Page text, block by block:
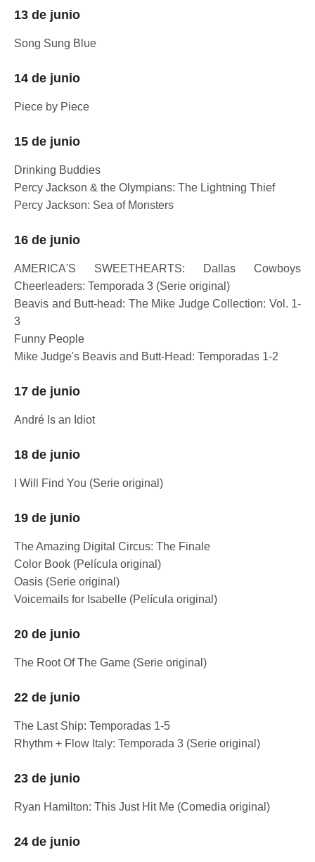
13 de junio
Song Sung Blue
14 de junio
Piece by Piece
15 de junio
Drinking Buddies
Percy Jackson & the Olympians: The Lightning Thief
Percy Jackson: Sea of Monsters
16 de junio
AMERICA'S SWEETHEARTS: Dallas Cowboys
Cheerleaders: Temporada 3 (Serie original)
Beavis and Butt-head: The Mike Judge Collection: Vol. 1-
3
Funny People
Mike Judge's Beavis and Butt-Head: Temporadas 1-2
17 de junio
André Is an Idiot
18 de junio
I Will Find You (Serie original)
19 de junio
The Amazing Digital Circus: The Finale
Color Book (Película original)
Oasis (Serie original)
Voicemails for Isabelle (Película original)
20 de junio
The Root Of The Game (Serie original)
22 de junio
The Last Ship: Temporadas 1-5
Rhythm + Flow Italy: Temporada 3 (Serie original)
23 de junio
Ryan Hamilton: This Just Hit Me (Comedia original)
24 de junio